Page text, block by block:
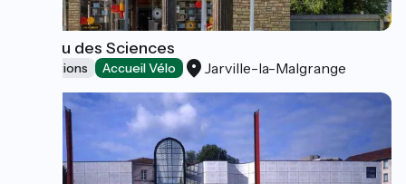
Le Féru des Sciences
Exhibitions Accueil Vélo Jarville-la-Malgrange